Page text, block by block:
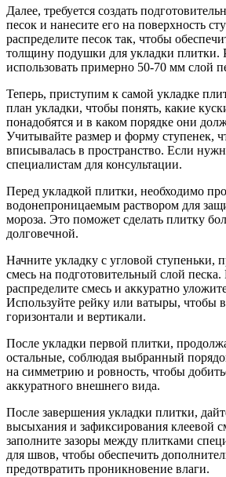
Далее, требуется создать
песок и нанесите его на поверхность
распределите песок так, чтобы
толщину подушки для укладки плитки.
использовать примерно 50-70 мм слой
Теперь, приступим к самой укладке
план укладки, чтобы понять, какие
понадобятся и в каком порядке они
Учитывайте размер и форму ступенек,
вписывалась в пространство. Если
специалистам для консультации.
Перед укладкой плитки, необходимо
водонепроницаемым раствором для
мороза. Это поможет сделать плитку
долговечной.
Начните укладку с угловой ступеньки,
смесь на подготовительный слой
распределите смесь и аккуратно
Используйте рейку или ватыры, чтобы
горизонтали и вертикали.
После укладки первой плитки,
остальные, соблюдая выбранный
на симметрию и ровность, чтобы
аккуратного внешнего вида.
После завершения укладки плитки,
высыхания и зафиксирования клеевой
заполните зазоры между плитками
для швов, чтобы обеспечить
предотвратить проникновение влаги.